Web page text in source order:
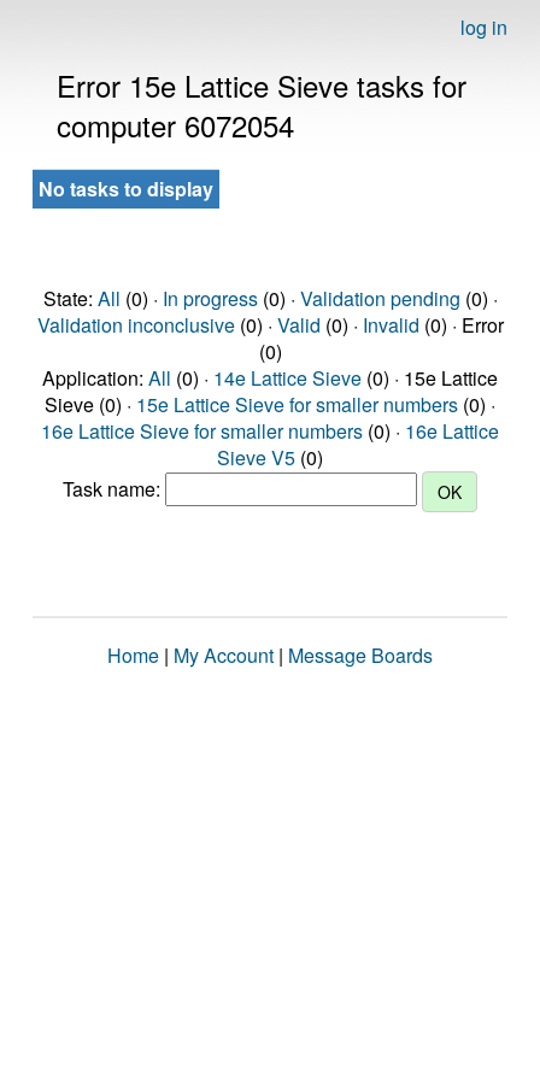
log in
Error 15e Lattice Sieve tasks for
computer 6072054
No tasks to display
State: All (0) · In progress(0) · Validation pending (0) ·
Validation inconclusive(0) · Valid (0) · Invalid (0) · Error
(0)
Application: All (0) · 14e Lattice Sieve (0) · 15e Lattice
Sieve (0) · 15e Lattice Sieve for smaller numbers (0) ·
16e Lattice Sieve for smaller numbers (0) · 16e Lattice
Sieve V5 (0)
Task name:
Home | My Account | Message Boards